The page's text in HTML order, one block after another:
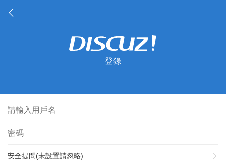
登錄
安全提問(未設置請忽略)